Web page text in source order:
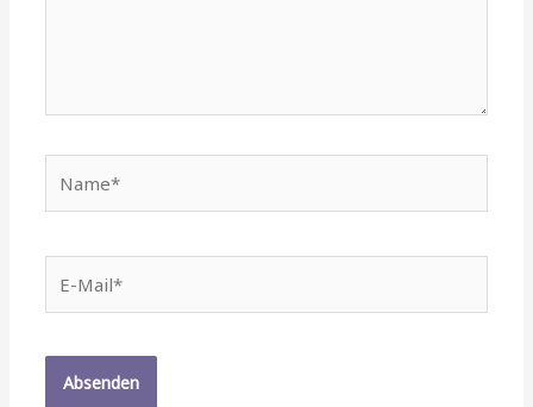
Mail*